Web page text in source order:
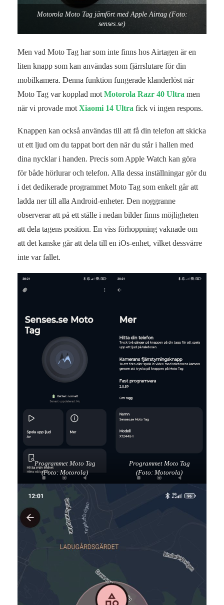
Motorola Moto Tag jämfört med Apple Airtag (Foto:
senses.se)
Men vad Moto Tag har som inte finns hos Airtagen är en
liten knapp som kan användas som fjärrslutare för din
mobilkamera. Denna funktion fungerade klanderlöst när
Moto Tag var kopplad mot Motorola Razr 40 Ultra men
när vi provade mot Xiaomi 14 Ultra fick vi ingen respons.
Knappen kan också användas till att få din telefon att skicka
ut ett ljud om du tappat bort den när du står i hallen med
dina nycklar i handen. Precis som Apple Watch kan göra
för både hörlurar och telefon. Alla dessa inställningar gör du
i det dedikerade programmet Moto Tag som enkelt går att
ladda ner till alla Android-enheter. Den noggranne
observerar att på ett ställe i nedan bilder finns möjligheten
att dela tagens position. En viss förhoppning vaknade om
att det kanske går att dela till en iOs-enhet, vilket dessvärre
inte var fallet.
Programmet Moto Tag
(Foto: Motorola)
Programmet Moto Tag
(Foto: Motorola)